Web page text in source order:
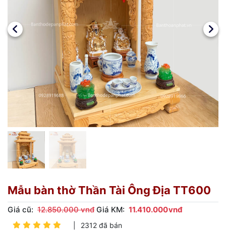
Mẫu bàn thờ Thần Tài Ông Địa TT600
Giá cũ: 12.850.000 vnđ Giá KM: 11.410.000vnđ
2312 đã bán